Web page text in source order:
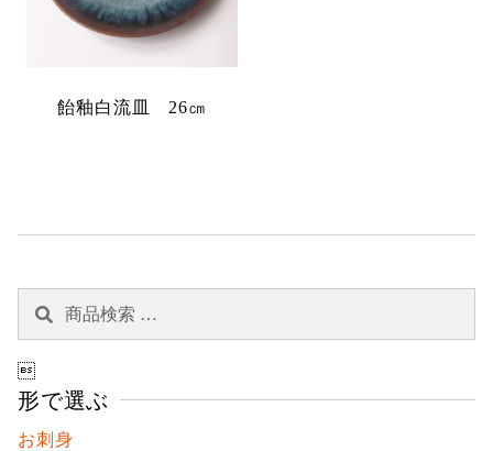
飴釉白流皿 26㎝
象:

形で選ぶ
お刺身